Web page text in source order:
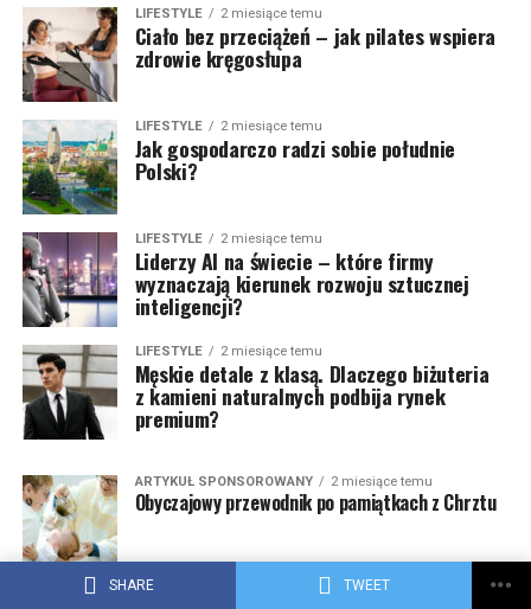
SHARE TWEET
LIFESTYLE 2 miesiące temu
Ciało bez przeciążeń – jak pilates wspiera
zdrowie kręgosłupa
LIFESTYLE 2 miesiące temu
Jak gospodarczo radzi sobie południe
Polski?
LIFESTYLE 2 miesiące temu
Liderzy AI na świecie – które firmy
wyznaczają kierunek rozwoju sztucznej
inteligencji?
LIFESTYLE 2 miesiące temu
Męskie detale z klasą. Dlaczego biżuteria
z kamieni naturalnych podbija rynek
premium?
ARTYKUŁ SPONSOROWANY 2 miesiące temu
Obyczajowy przewodnik po pamiątkach z Chrztu
ARTYKUŁ SPONSOROWANY 2 miesiące temu